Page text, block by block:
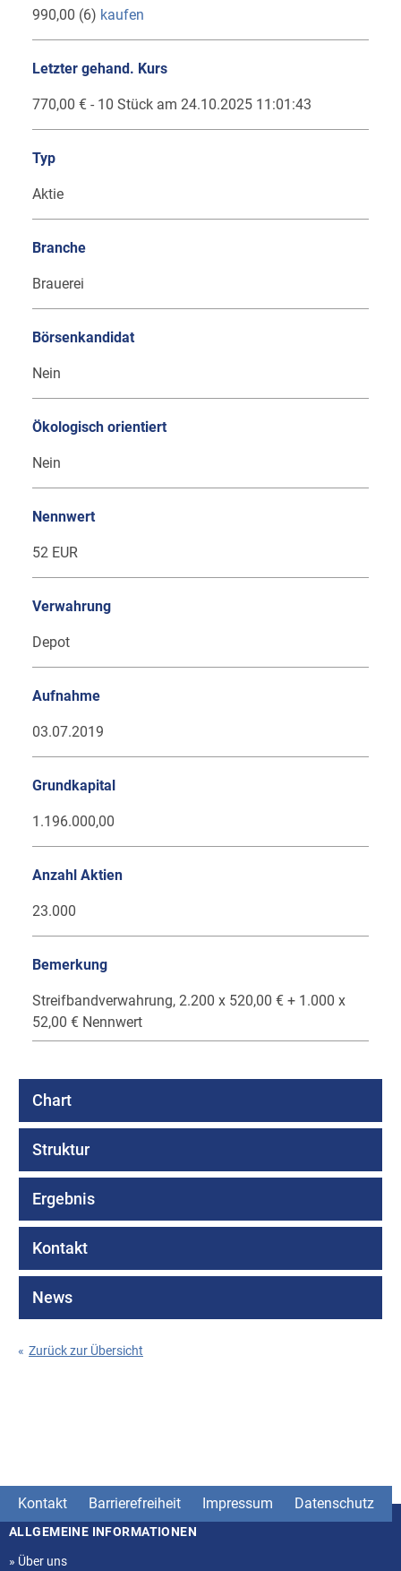
990,00 (6) kaufen
Letzter gehand. Kurs
770,00 € - 10 Stück am 24.10.2025 11:01:43
Typ
Aktie
Branche
Brauerei
Börsenkandidat
Nein
Ökologisch orientiert
Nein
Nennwert
52 EUR
Verwahrung
Depot
Aufnahme
03.07.2019
Grundkapital
1.196.000,00
Anzahl Aktien
23.000
Bemerkung
Streifbandverwahrung, 2.200 x 520,00 € + 1.000 x
52,00 € Nennwert
Chart
Struktur
Ergebnis
Kontakt
News
« Zurück zur Übersicht
Kontakt Barrierefreiheit Impressum Datenschutz
Seitenstruktur
ALLGEMEINE INFORMATIONEN
» Über uns